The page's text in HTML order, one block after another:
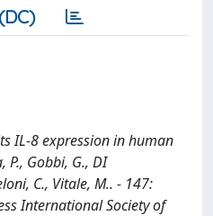
IL-8 expression in human
Gobbi, G., DI
C., Vitale, M.. - 147:
International Society of